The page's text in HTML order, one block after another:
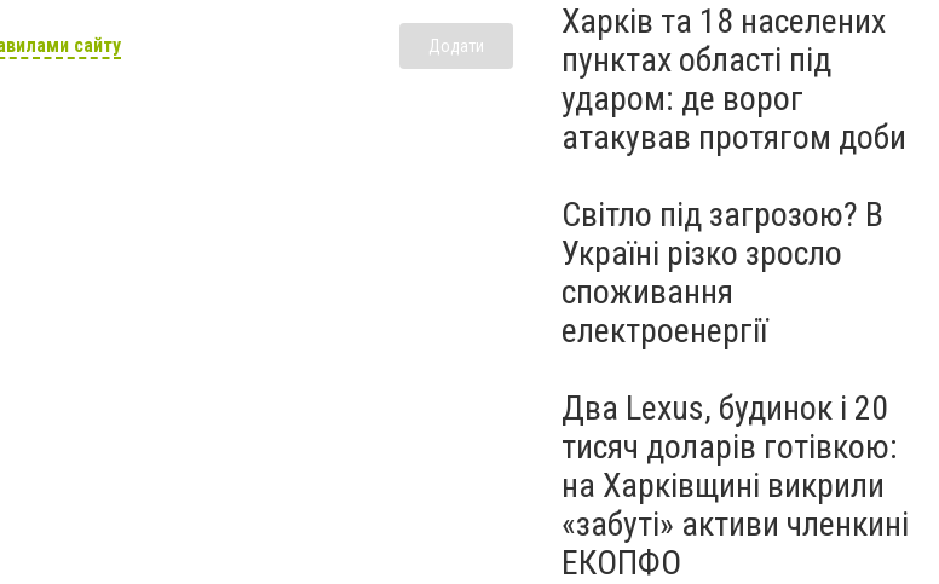
сайту Додати
Харків та 18 населених
пунктах області під
ударом: де ворог
атакував протягом доби
Світло під загрозою? В
Україні різко зросло
споживання
електроенергії
Два Lexus, будинок і 20
тисяч доларів готівкою:
на Харківщині викрили
«забуті» активи членкині
ЕКОПФО